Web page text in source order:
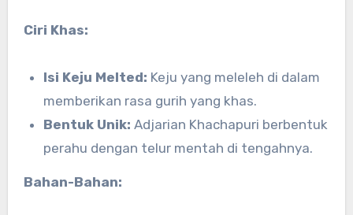
Ciri Khas:
Isi Keju Melted: Keju yang meleleh di dalam
memberikan rasa gurih yang khas.
Bentuk Unik: Adjarian Khachapuri berbentuk
perahu dengan telur mentah di tengahnya.
Bahan-Bahan: